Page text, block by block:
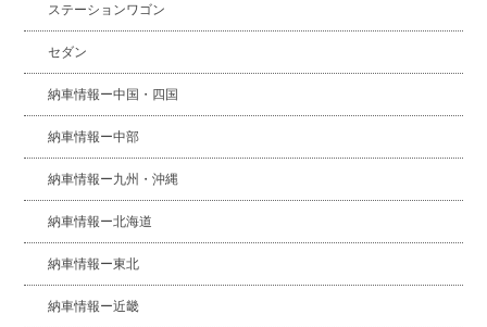
ステーションワゴン
セダン
納車情報ー中国・四国
納車情報ー中部
納車情報ー九州・沖縄
納車情報ー北海道
納車情報ー東北
納車情報ー近畿